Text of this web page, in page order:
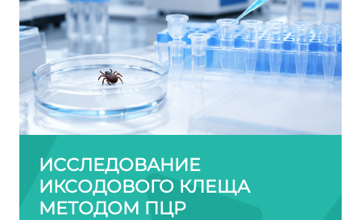
ИССЛЕДОВАНИЕ
ИКСОДОВОГО КЛЕЩА
МЕТОДОМ ПЦР